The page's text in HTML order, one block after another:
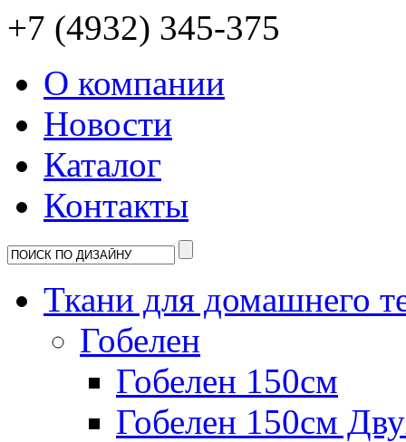
+7 (4932) 345-375
О компании
Новости
Каталог
Контакты
Ткани для домашнего
Гобелен
Гобелен 150см
Гобелен 150см